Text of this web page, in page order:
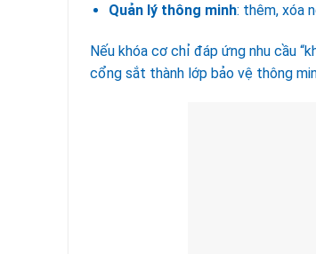
Quản lý thông minh: thêm, xóa
Nếu khóa cơ chỉ đáp ứng nhu cầu
cổng sắt thành lớp bảo vệ thông